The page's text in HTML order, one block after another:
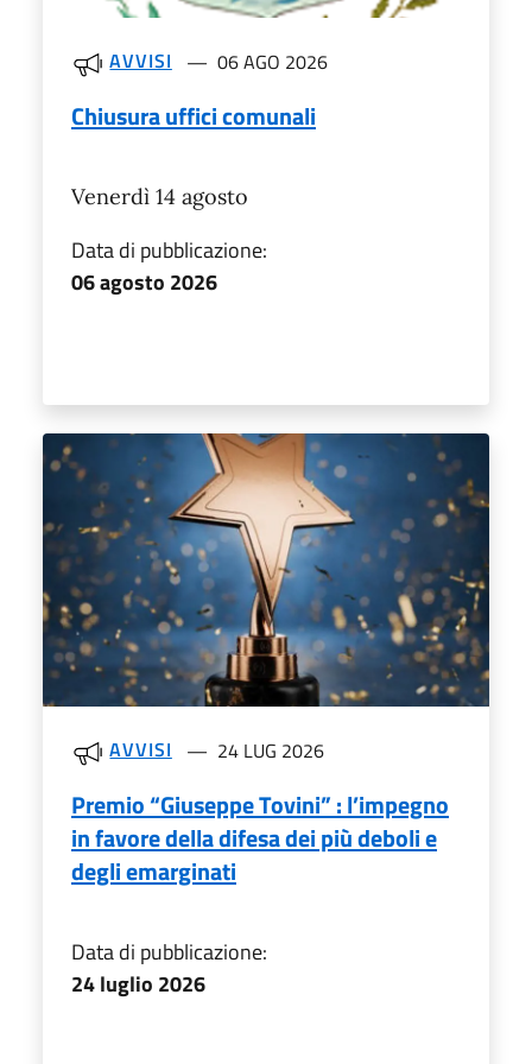
AVVISI 06 AGO 2026
Chiusura uffici comunali
Venerdì 14 agosto
Data di pubblicazione:
06 agosto 2026
AVVISI 24 LUG 2026
Premio “Giuseppe Tovini” : l’impegno
in favore della difesa dei più deboli e
degli emarginati
Data di pubblicazione:
24 luglio 2026